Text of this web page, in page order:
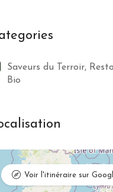
Saveurs du Terroir,
Bio
Voir l'itinéraire sur